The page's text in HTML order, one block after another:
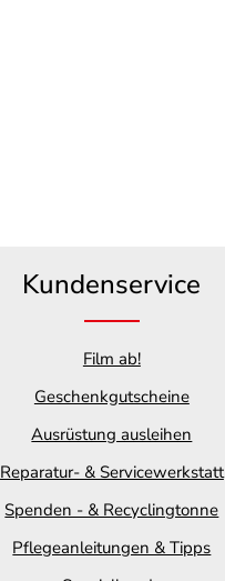
Kundenservice
Film ab!
Geschenkgutscheine
Ausrüstung ausleihen
Reparatur- & Servicewerkstatt
Spenden - & Recyclingtonne
Pflegeanleitungen & Tipps